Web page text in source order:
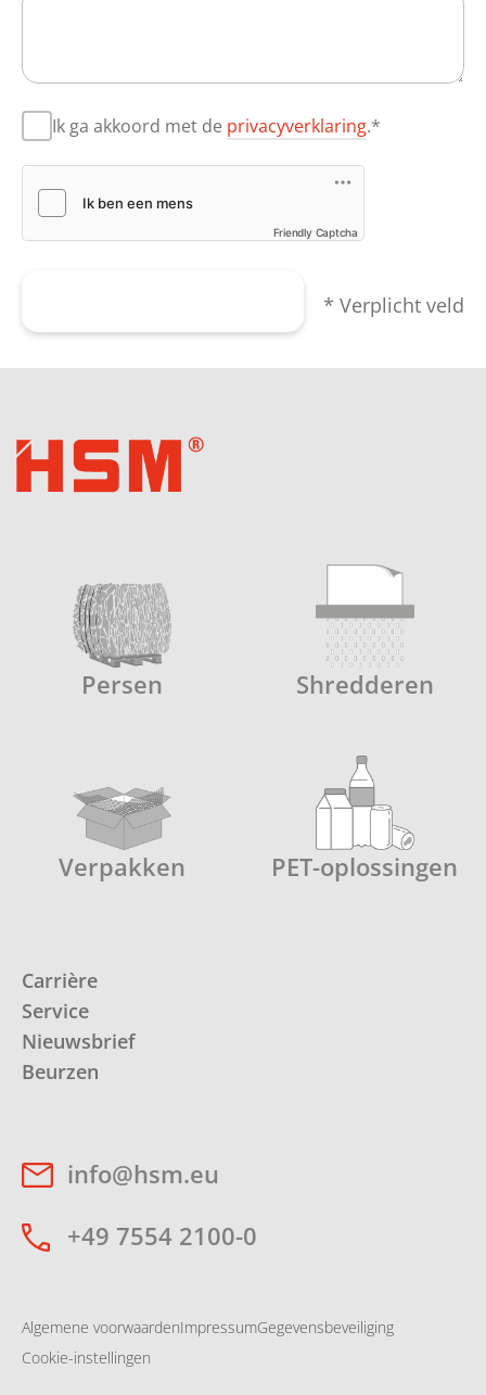
Ik ga akkoord met de privacyverklaring.*
Friendly Captcha
* Verplicht veld
Persen Shredderen
Verpakken PET-oplossingen
Carrière
Service
Nieuwsbrief
Beurzen
info@hsm.eu
+49 7554 2100-0
Algemene voorwaardenImpressumGegevensbeveiliging
Cookie-instellingen